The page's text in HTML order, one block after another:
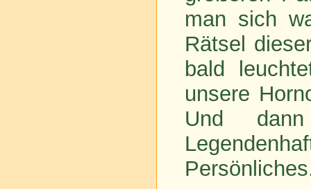
man sich
Rätsel
bald
unsere
Und